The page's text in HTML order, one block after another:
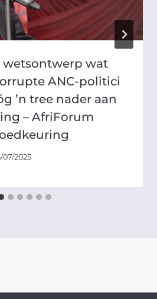
wetsontwerp wat
ANC-politici
’n tree nader aan
– AfriForum
07/2025